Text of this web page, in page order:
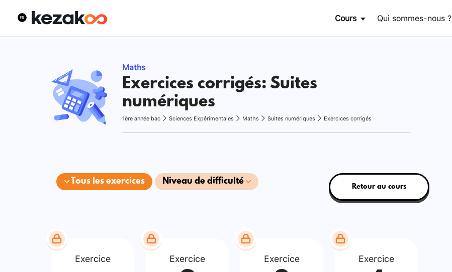
Cours Qui sommes-nous ?
Maths
Exercices corrigés: Suites
numériques
1ère année bac Sciences Expérimentales Maths Suites numériques Exercices corrigés
Tous les exercices Niveau de difficulté
Retour au cours
Exercice Exercice Exercice Exercice